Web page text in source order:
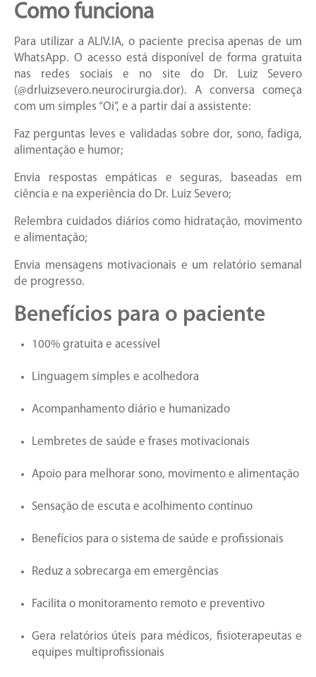
Como funciona
Para utilizar a ALIV.IA, o paciente precisa apenas de um
WhatsApp. O acesso está disponível de forma gratuita
nas redes sociais e no site do Dr. Luiz Severo
(@drluizsevero.neurocirurgia.dor). A conversa começa
com um simples “Oi”, e a partir daí a assistente:
Faz perguntas leves e validadas sobre dor, sono, fadiga,
alimentação e humor;
Envia respostas empáticas e seguras, baseadas em
ciência e na experiência do Dr. Luiz Severo;
Relembra cuidados diários como hidratação, movimento
e alimentação;
Envia mensagens motivacionais e um relatório semanal
de progresso.
Benefícios para o paciente
100% gratuita e acessível
Linguagem simples e acolhedora
Acompanhamento diário e humanizado
Lembretes de saúde e frases motivacionais
Apoio para melhorar sono, movimento e alimentação
Sensação de escuta e acolhimento contínuo
Benefícios para o sistema de saúde e profissionais
Reduz a sobrecarga em emergências
Facilita o monitoramento remoto e preventivo
Gera relatórios úteis para médicos, fisioterapeutas e
equipes multiprofissionais